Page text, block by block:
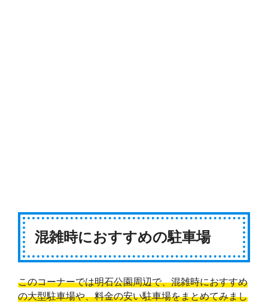
混雑時におすすめの駐車場
このコーナーでは明石公園周辺で、混雑時におすすめ
の大型駐車場や、料金の安い駐車場をまとめてみまし